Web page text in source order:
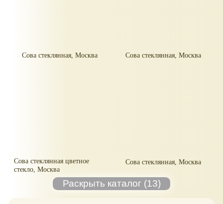
Сова стеклянная, Москва Сова стеклянная, Москва
Сова стеклянная цветное
стекло, Москва
Сова стеклянная, Москва